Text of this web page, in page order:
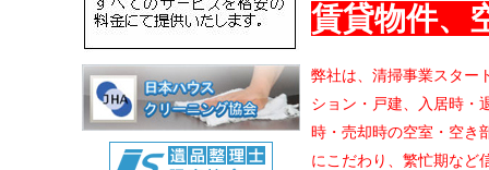
賃貸物件、
弊社は、清掃事業スター
ション・戸建、
入居時・
時・売却時の空室・空き
にこだわり、繁忙期など